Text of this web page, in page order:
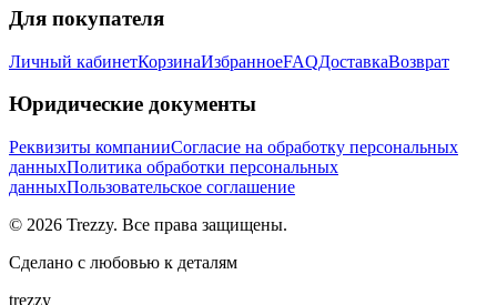
Для покупателя
Личный кабинетКорзинаИзбранноеFAQДоставкаВозврат
Юридические документы
Реквизиты компанииСогласие на обработку персональных
данныхПолитика обработки персональных
данныхПользовательское соглашение
© 2026 Trezzy. Все права защищены.
Сделано с любовью к деталям
trezzy